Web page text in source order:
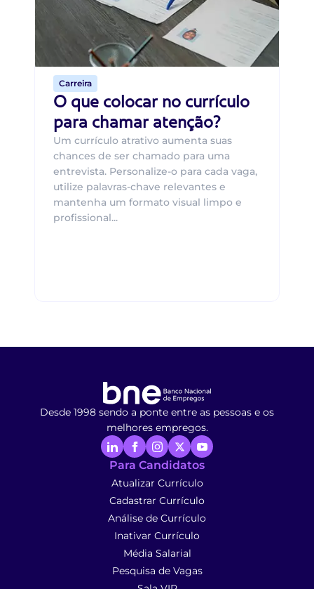
Carreira
O que colocar no currículo
para chamar atenção?
Um currículo atrativo aumenta suas
chances de ser chamado para uma
entrevista. Personalize-o para cada vaga,
utilize palavras-chave relevantes e
mantenha um formato visual limpo e
profissional...
Desde 1998 sendo a ponte entre as pessoas e os
melhores empregos.
Para Candidatos
Atualizar Currículo
Cadastrar Currículo
Análise de Currículo
Inativar Currículo
Média Salarial
Pesquisa de Vagas